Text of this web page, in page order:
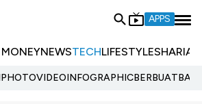
APPS
NEWSTECHLIFESTYLESHARIA
PHOTOVIDEOINFOGRAPHIC